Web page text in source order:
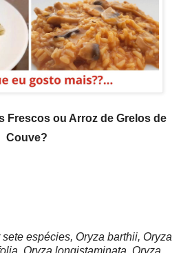
Frescos ou Arroz de Grelos de
Couve?
espécies, Oryza barthii, Oryza
Oryza longistaminata, Oryza